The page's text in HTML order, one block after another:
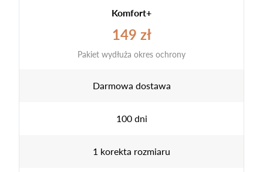
Komfort+
149 zł
Pakiet wydłuża okres ochrony
Darmowa dostawa
100 dni
1 korekta rozmiaru